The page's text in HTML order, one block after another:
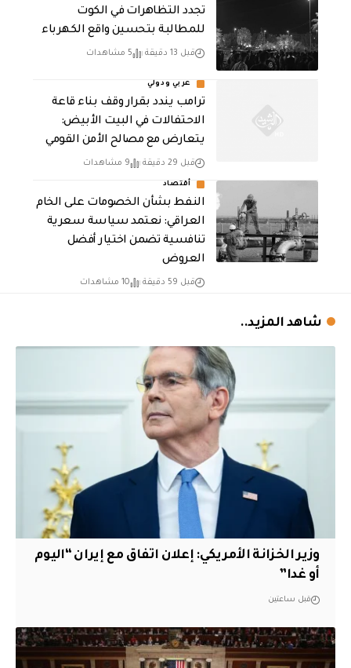
تجدد التظاهرات في الكوت
للمطالبة بتحسين واقع الكهرباء
قبل 13 دقيقة 5 مشاهدات
عربي ودولي
ترامب يندد بقرار وقف بناء قاعة
الاحتفالات في البيت الأبيض:
يتعارض مع مصالح الأمن القومي
قبل 29 دقيقة 9 مشاهدات
أقتصاد
النفط بشأن الخصومات على الخام
العراقي: نعتمد سياسة سعرية
تنافسية تضمن اختيار أفضل
العروض
قبل 59 دقيقة 10 مشاهدات
شاهد المزيد..
وزير الخزانة الأمريكي: إعلان اتفاق مع إيران “اليوم
أو غدا”
قبل ساعتين